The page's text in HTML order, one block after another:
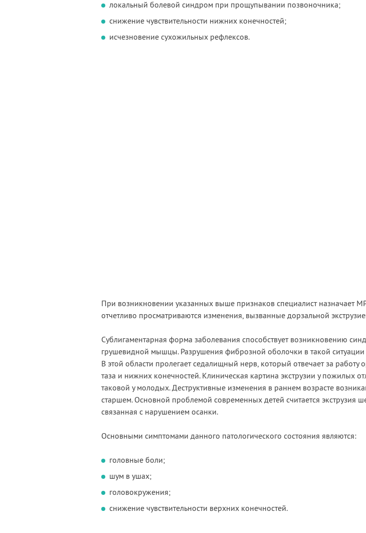
локальный болевой синдром при прощупывании позвоночника;
снижение чувствительности нижних конечностей;
исчезновение сухожильных рефлексов.
При возникновении указанных выше признаков специалист назначает
отчетливо просматриваются изменения, вызванные дорзальной
Сублигаментарная форма заболевания способствует возникновению
грушевидной мышцы. Разрушения фиброзной оболочки в такой ситуации
В этой области пролегает седалищный нерв, который отвечает за работу
таза и нижних конечностей. Клиническая картина экструзии у пожилых
таковой у молодых. Деструктивные изменения в раннем возрасте
старшем. Основной проблемой современных детей считается экструзия
связанная с нарушением осанки.
Основными симптомами данного патологического состояния являются:
головные боли;
шум в ушах;
головокружения;
снижение чувствительности верхних конечностей.